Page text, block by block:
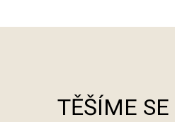
TĚŠÍME